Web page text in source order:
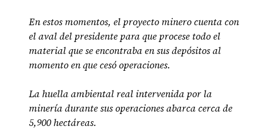
En estos momentos, el proyecto minero cuenta con
el aval del presidente para que procese todo el
material que se encontraba en sus depósitos al
momento en que cesó operaciones.
La huella ambiental real intervenida por la
minería durante sus operaciones abarca cerca de
5,900 hectáreas.